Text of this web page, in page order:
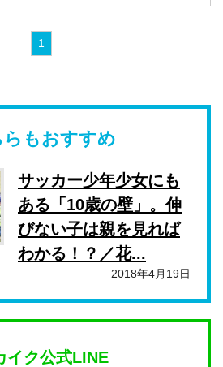
1
らもおすすめ
サッカー少年少女にも
ある「10歳の壁」。伸
びない子は親を見れば
わかる！？／花...
2018年4月19日
イク公式LINE